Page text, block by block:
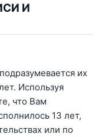
И
их
Используя
что Вам
13 лет,
или по